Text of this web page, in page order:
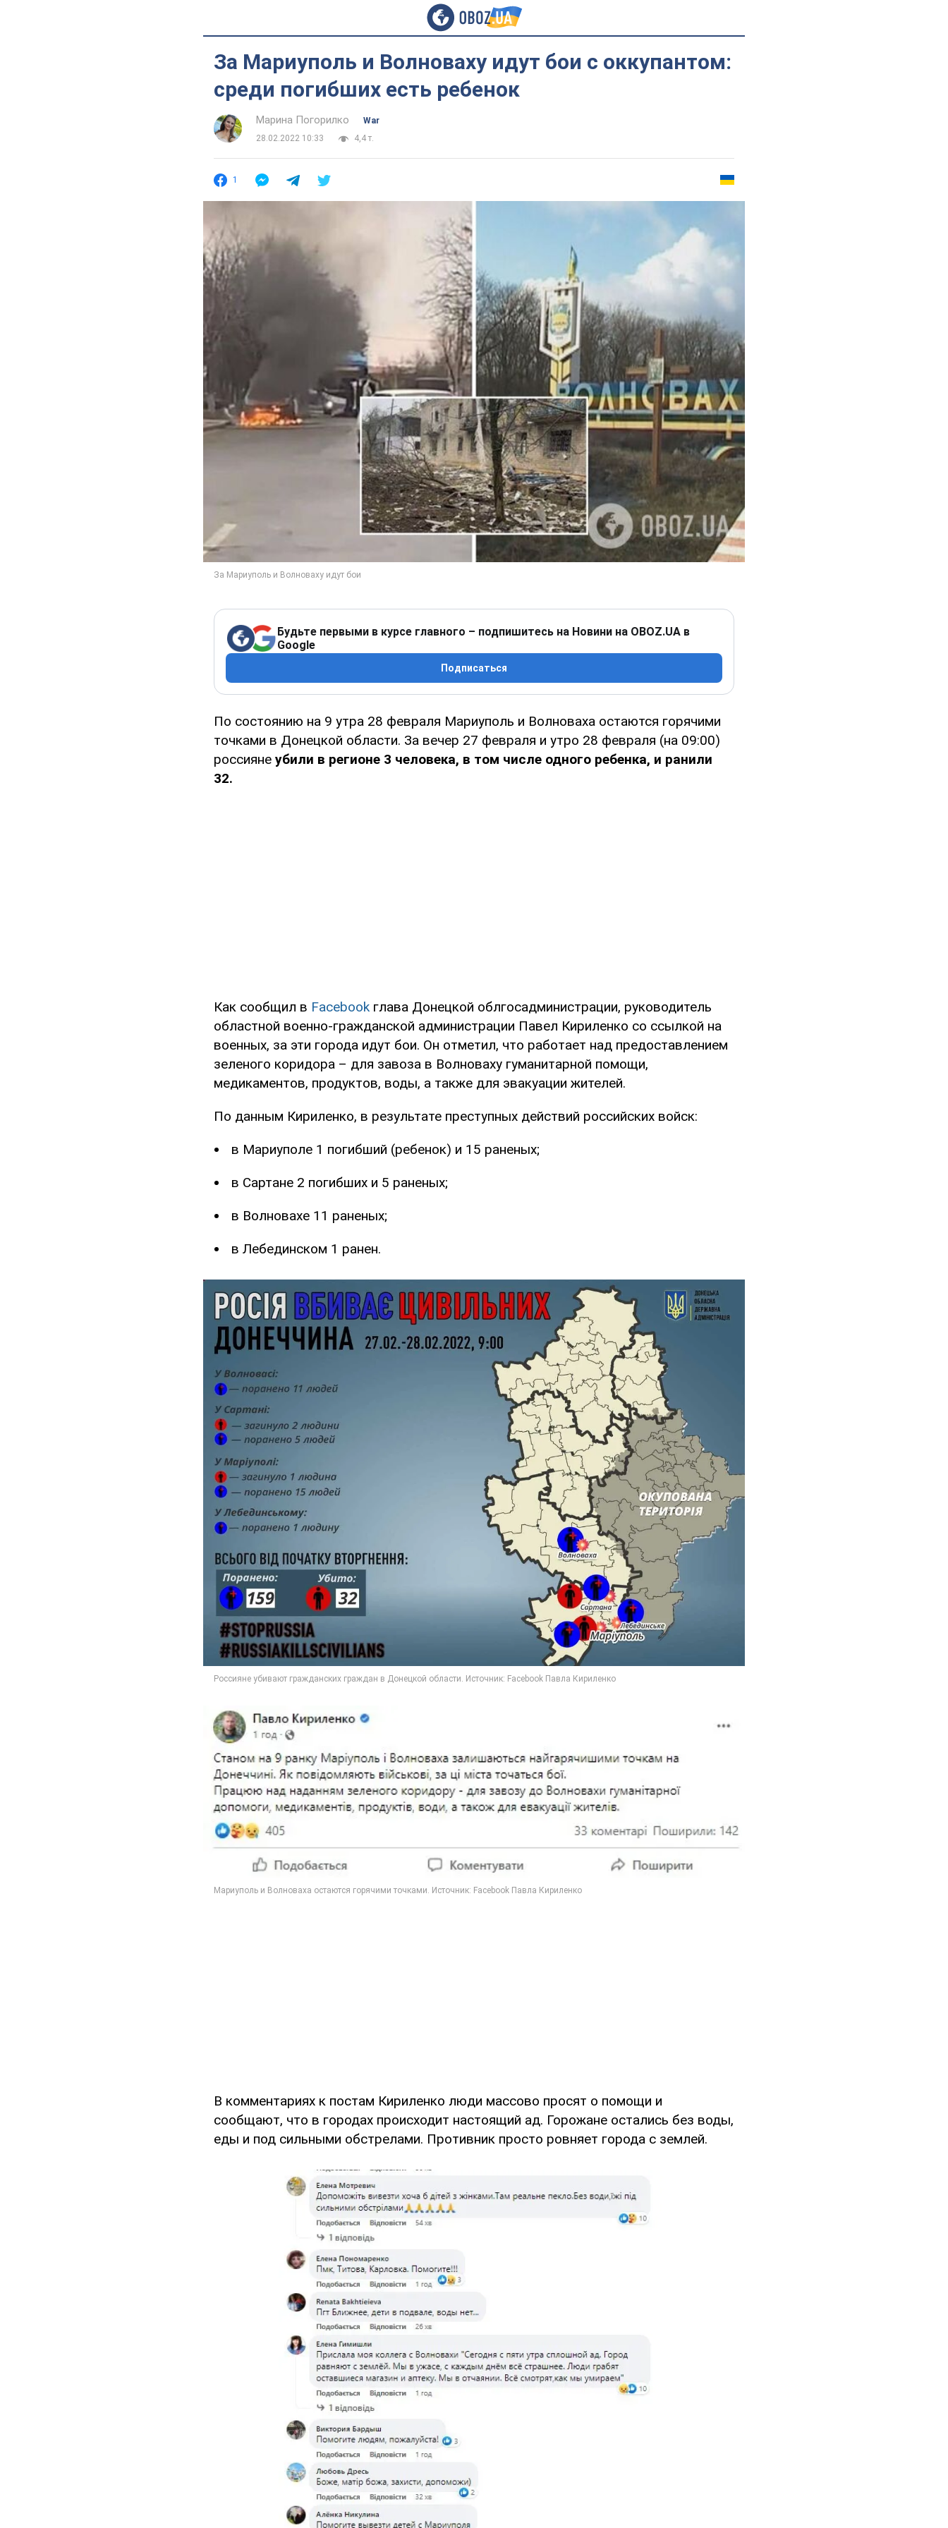
За Мариуполь и Волноваху идут бои с оккупантом:
среди погибших есть ребенок
Марина Погорилко
War
28.02.2022 10:33
4,4 т.
1
Будьте первыми в курсе главного – подпишитесь на Новини на OBOZ.UA в
Google
Подписаться
По состоянию на 9 утра 28 февраля Мариуполь и Волноваха остаются горячими
точками в Донецкой области. За вечер 27 февраля и утро 28 февраля (на 09:00)
россияне убили в регионе 3 человека, в том числе одного ребенка, и ранили
32.
Как сообщил в Facebook глава Донецкой облгосадминистрации, руководитель
областной военно-гражданской администрации Павел Кириленко со ссылкой на
военных, за эти города идут бои. Он отметил, что работает над предоставлением
зеленого коридора – для завоза в Волноваху гуманитарной помощи,
медикаментов, продуктов, воды, а также для эвакуации жителей.
По данным Кириленко, в результате преступных действий российских войск:
в Мариуполе 1 погибший (ребенок) и 15 раненых;
в Сартане 2 погибших и 5 раненых;
в Волновахе 11 раненых;
в Лебединском 1 ранен.
В комментариях к постам Кириленко люди массово просят о помощи и
сообщают, что в городах происходит настоящий ад. Горожане остались без воды,
еды и под сильными обстрелами. Противник просто ровняет города с землей.